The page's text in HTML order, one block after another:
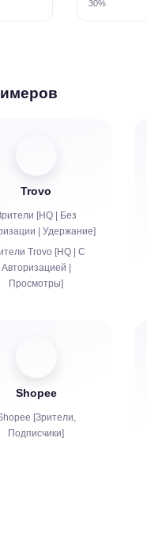
30%
Trovo
[HQ | Без
| Удержание]
Trovo [HQ | С
Авторизацией |
Просмотры]
Shopee
[Зрители,
Подписчики]